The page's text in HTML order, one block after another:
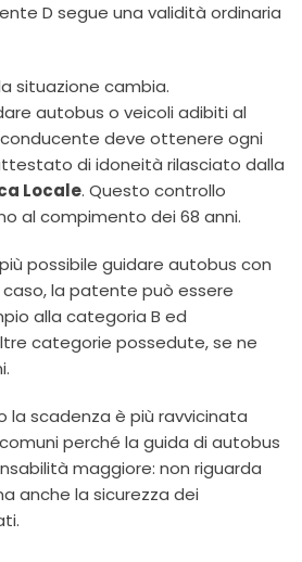
D segue una validità ordinaria
situazione cambia.
autobus o veicoli adibiti al
deve ottenere ogni
di idoneità rilasciato dalla
Locale. Questo controllo
al compimento dei 68 anni.
possibile guidare autobus con
la patente può essere
alla categoria B ed
categorie possedute, se ne
la scadenza è più ravvicinata
perché la guida di autobus
maggiore: non riguarda
anche la sicurezza dei